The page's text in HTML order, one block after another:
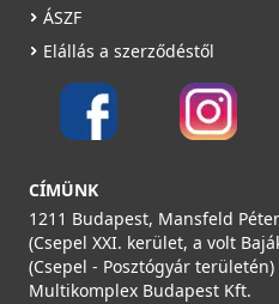
ÁSZF
Elállás a szerződéstől
CÍMÜNK
1211 Budapest, Mansfeld
(Csepel XXI. kerület, a volt
(Csepel - Posztógyár területén)
Multikomplex Budapest Kft.